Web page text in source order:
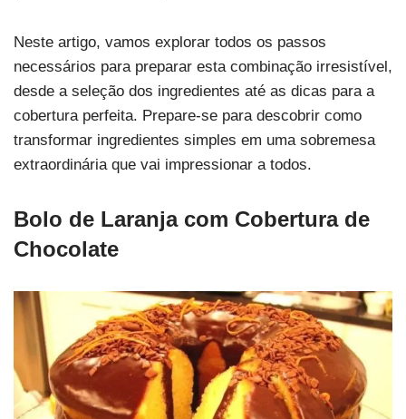
Neste artigo, vamos explorar todos os passos
necessários para preparar esta combinação irresistível,
desde a seleção dos ingredientes até as dicas para a
cobertura perfeita. Prepare-se para descobrir como
transformar ingredientes simples em uma sobremesa
extraordinária que vai impressionar a todos.
Bolo de Laranja com Cobertura de
Chocolate